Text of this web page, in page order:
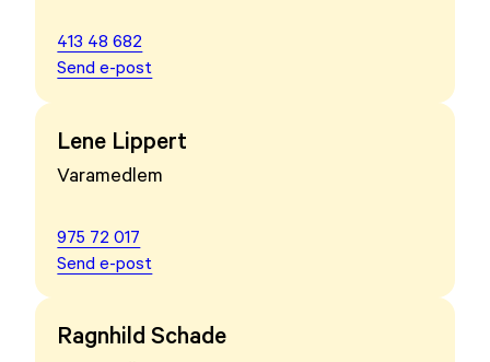
413 48 682
Send e-post
Lene Lippert
Varamedlem
975 72 017
Send e-post
Ragnhild Schade